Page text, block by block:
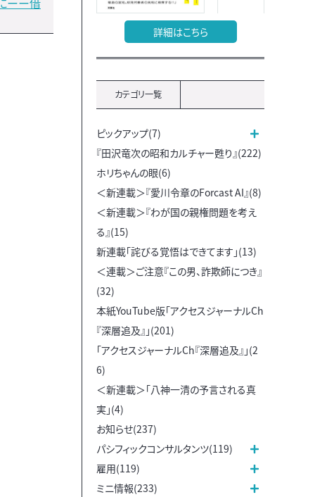
詳細はこちら
カテゴリ一覧
ピックアップ(7)
『田沢竜次の昭和カルチャー甦り』(222)
ホリちゃんの眼(6)
＜新連載＞『愛川令章のForcast AI』(8)
＜新連載＞『わが国の親権問題を考え
る』(15)
新連載「詫びる覚悟はできてます」(13)
＜連載＞ご注意『この男、詐欺師につき』
(32)
本紙YouTube版「アクセスジャーナルCh
『深層追及』」(201)
「アクセスジャーナルCh『深層追及』」(2
6)
＜新連載＞「八神一清の予言される真
実」(4)
お知らせ(237)
パシフィックコンサルタンツ(119)
雇用(119)
ミニ情報(233)